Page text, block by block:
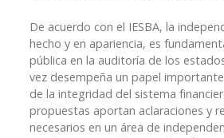
De acuerdo con el IESBA, la
hecho y en apariencia, es
pública en la auditoría de los
vez desempeña un papel
de la integridad del sistema
propuestas aportan aclaraciones y
necesarios en un área de